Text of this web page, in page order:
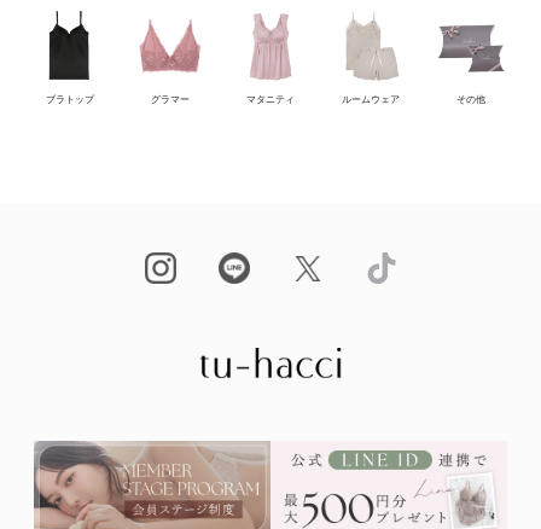
ブラトップ グラマー マタニティ ルームウェア その他